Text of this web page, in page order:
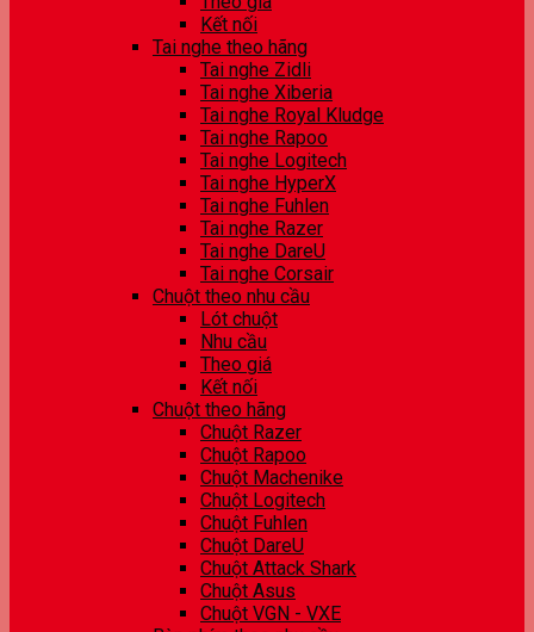
Kết nối
Tai nghe theo hãng
Tai nghe Zidli
Tai nghe Xiberia
Tai nghe Royal Kludge
Tai nghe Rapoo
Tai nghe Logitech
Tai nghe HyperX
Tai nghe Fuhlen
Tai nghe Razer
Tai nghe DareU
Tai nghe Corsair
Chuột theo nhu cầu
Lót chuột
Nhu cầu
Theo giá
Kết nối
Chuột theo hãng
Chuột Razer
Chuột Rapoo
Chuột Machenike
Chuột Logitech
Chuột Fuhlen
Chuột DareU
Chuột Attack Shark
Chuột Asus
Chuột VGN - VXE